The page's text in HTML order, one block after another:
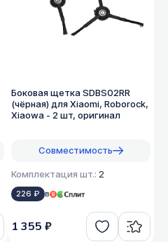
Боковая щетка SDBS02RR
(чёрная) для Xiaomi, Roborock,
Xiaowa - 2 шт, оригинал
Совместимость
Комплектация шт.: 2
226 ₽ в
1 355 ₽